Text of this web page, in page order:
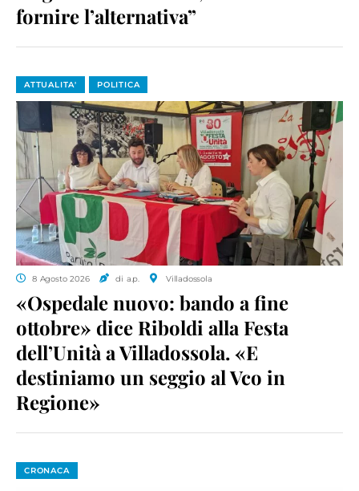
fornire l’alternativa”
ATTUALITA' POLITICA
8 Agosto 2026 di a.p. Villadossola
«Ospedale nuovo: bando a fine
ottobre» dice Riboldi alla Festa
dell’Unità a Villadossola. «E
destiniamo un seggio al Vco in
Regione»
CRONACA